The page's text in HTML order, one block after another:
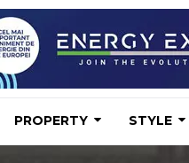
PROPERTY STYLE